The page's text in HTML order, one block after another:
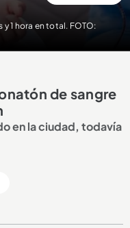
1 hora en total. FOTO:
de sangre
en la ciudad, todavía